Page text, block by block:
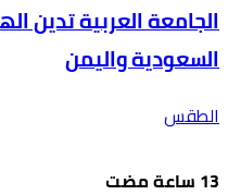
الجامعة العربية تدين
السعودية واليمن
الطقس